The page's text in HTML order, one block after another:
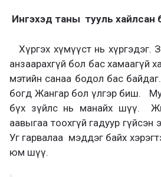
Ингэхэд таны тууль хайлсан
Хүргэх хүмүүст нь хүргэдэг.
анзаарахгүй бол бас хамаагүй
мэтийн санаа бодол бас
богд Жангар бол үлгэр биш.
бүх зүйлс нь манайх шүү.
аавыгаа тоохгүй гадуур гүйсэн
Уг гарвалаа мэддэг байх
юм шүү.